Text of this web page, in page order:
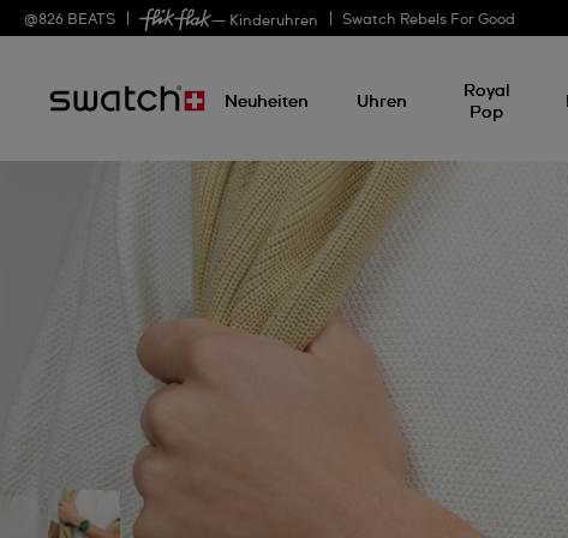
@826 BEATS — Kinderuhren Swatch Rebels For Good
Neuheiten Uhren
Royal
Pop